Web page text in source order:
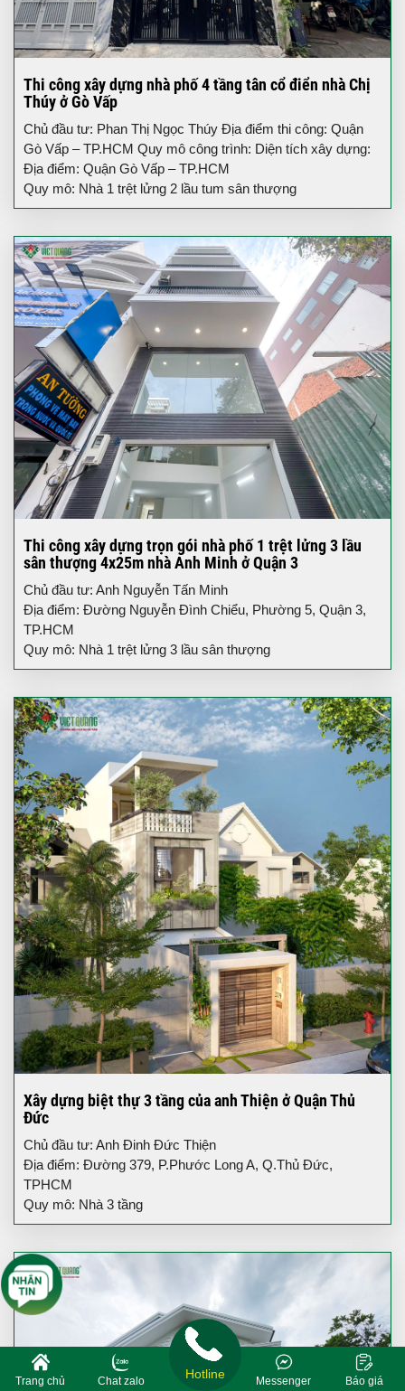
Thi công xây dựng nhà phố 4 tầng tân cổ điển nhà Chị
Thúy ở Gò Vấp
Chủ đầu tư: Phan Thị Ngọc Thúy Địa điểm thi công: Quận
Gò Vấp – TP.HCM Quy mô công trình: Diện tích xây dựng:
Địa điểm: Quận Gò Vấp – TP.HCM
Quy mô: Nhà 1 trệt lửng 2 lầu tum sân thượng
Thi công xây dựng trọn gói nhà phố 1 trệt lửng 3 lầu
sân thượng 4x25m nhà Anh Minh ở Quận 3
Chủ đầu tư: Anh Nguyễn Tấn Minh
Địa điểm: Đường Nguyễn Đình Chiểu, Phường 5, Quận 3,
TP.HCM
Quy mô: Nhà 1 trệt lửng 3 lầu sân thượng
Xây dựng biệt thự 3 tầng của anh Thiện ở Quận Thủ
Đức
Chủ đầu tư: Anh Đinh Đức Thiện
Địa điểm: Đường 379, P.Phước Long A, Q.Thủ Đức,
TPHCM
Quy mô: Nhà 3 tầng
Trang chủ Chat zalo Báo giá
Messenger
Hotline